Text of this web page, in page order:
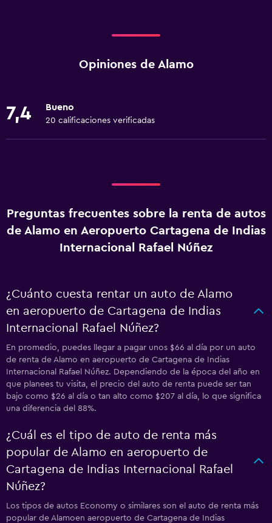
Opiniones de Alamo
7,4 Bueno
20 calificaciones verificadas
Preguntas frecuentes sobre la renta de autos
de Alamo en Aeropuerto Cartagena de Indias
Internacional Rafael Núñez
¿Cuánto cuesta rentar un auto de Alamo
en aeropuerto de Cartagena de Indias
Internacional Rafael Núñez?
En promedio, puedes llegar a pagar unos $66 al día por un auto
de renta de Alamo en aeropuerto de Cartagena de Indias
Internacional Rafael Núñez. Dependiendo de la época del año en
que planees tu visita, el precio del auto de renta puede ser tan
bajo como $26 al día o tan alto como $207 al día, lo que significa
una diferencia del 88%.
¿Cuál es el tipo de auto de renta más
popular de Alamo en aeropuerto de
Cartagena de Indias Internacional Rafael
Núñez?
Los tipos de autos Economy o similares son el auto de renta más
popular de Alamoen aeropuerto de Cartagena de Indias